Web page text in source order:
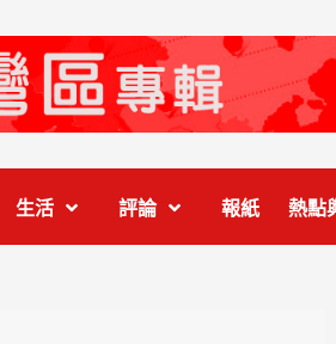
生活 評論 報紙 熱點